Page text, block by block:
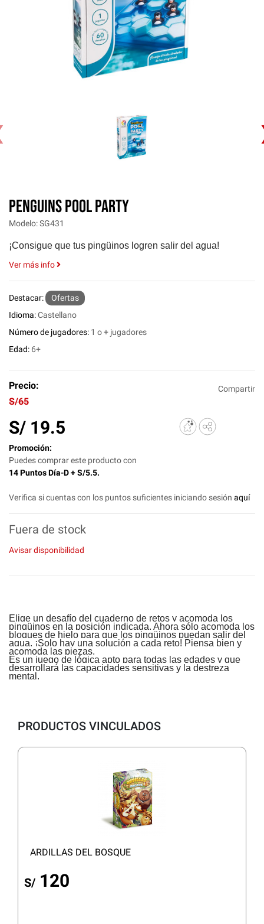
PENGUINS POOL PARTY
Modelo: SG431
¡Consigue que tus pingüinos logren salir del agua!
Ver más info
Destacar:
Ofertas
Idioma:Castellano
Número de jugadores: 1 o + jugadores
Edad: 6+
Precio:
S/65
S/ 19.5
Compartir
Promoción:
Puedes comprar este producto con
14 Puntos Día-D + S/5.5.
Verifica si cuentas con los puntos suficientes iniciando sesión aquí
Fuera de stock
Avisar disponibilidad
Elige un desafío del cuaderno de retos y acomoda los
pingüinos en la posición indicada. Ahora sólo acomoda los
bloques de hielo para que los pingüinos puedan salir del
agua. ¡Solo hay una solución a cada reto! Piensa bien y
acomoda las piezas.
Es un juego de lógica apto para todas las edades y que
desarrollará las capacidades sensitivas y la destreza
mental.
PRODUCTOS VINCULADOS
ARDILLAS DEL BOSQUE
S/ 120